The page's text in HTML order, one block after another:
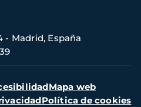
- Madrid, España
Mapa web
Política de cookies